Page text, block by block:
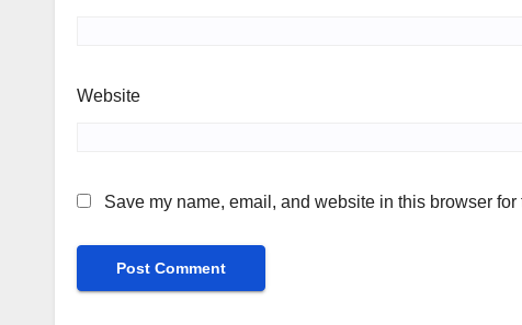
Website
Save my name, email, and website in this browser for